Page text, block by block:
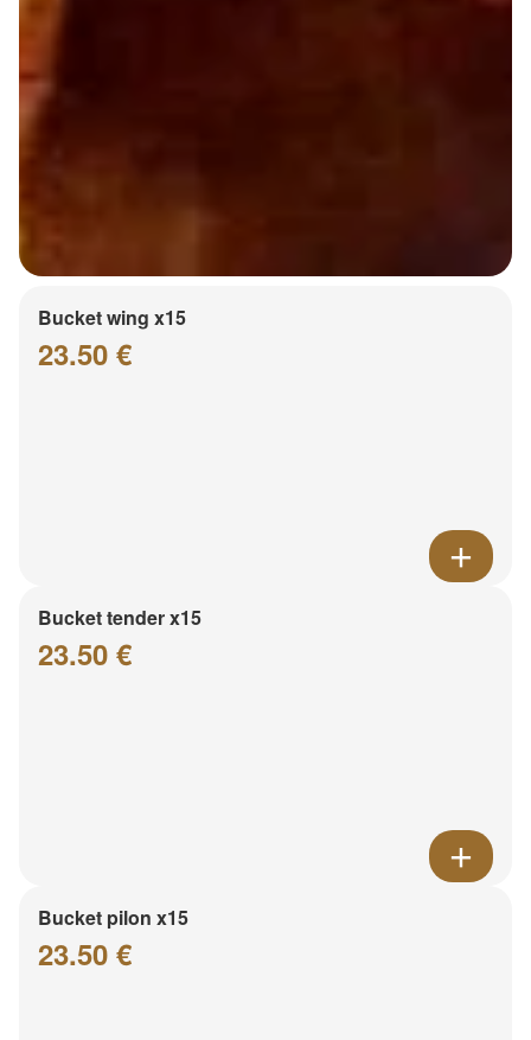
Bucket wing x15
23.50 €
Bucket tender x15
23.50 €
Bucket pilon x15
23.50 €